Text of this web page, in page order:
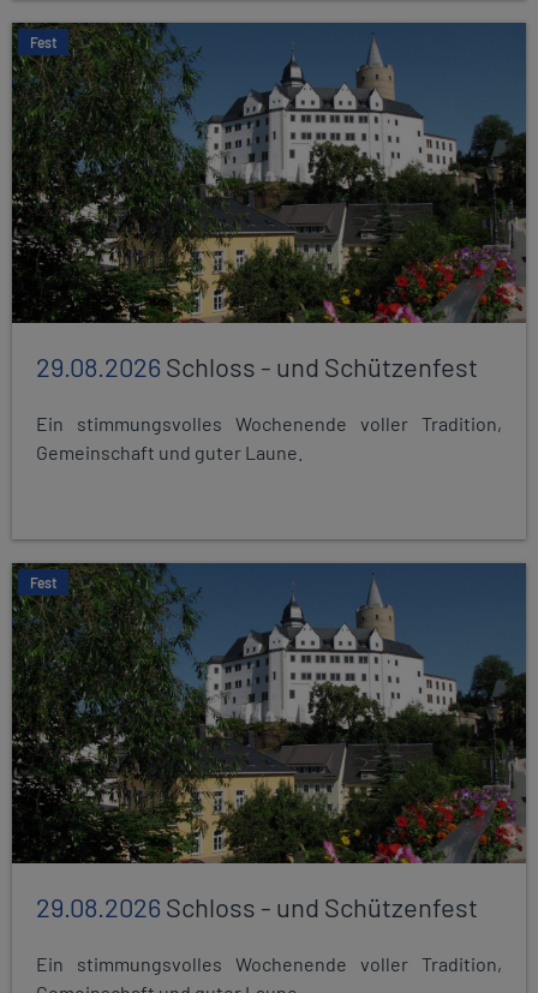
Fest
29.08.2026Schloss - und Schützenfest
Ein stimmungsvolles Wochenende voller Tradition,
Gemeinschaft und guter Laune.
Fest
29.08.2026Schloss - und Schützenfest
Ein stimmungsvolles Wochenende voller Tradition,